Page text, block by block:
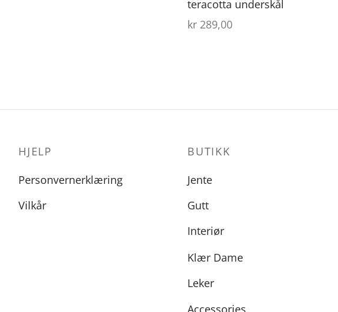
teracotta underskål
kr 289,00
HJELP
Personvernerklæring
Vilkår
BUTIKK
Jente
Gutt
Interiør
Klær Dame
Leker
Accessories